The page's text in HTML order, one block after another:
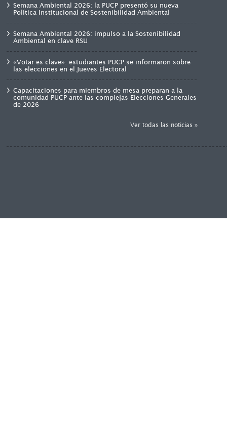
Semana Ambiental 2026: la PUCP presentó su nueva
Política Institucional de Sostenibilidad Ambiental
Semana Ambiental 2026: impulso a la Sostenibilidad
Ambiental en clave RSU
«Votar es clave»: estudiantes PUCP se informaron sobre
las elecciones en el Jueves Electoral
Capacitaciones para miembros de mesa preparan a la
comunidad PUCP ante las complejas Elecciones Generales
de 2026
Ver todas las noticias »